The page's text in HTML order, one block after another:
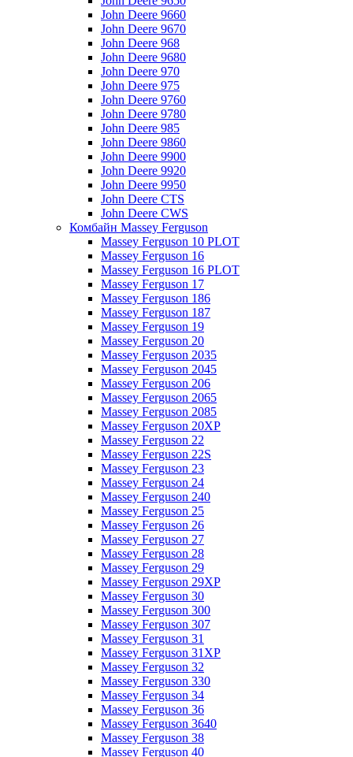
John Deere 9660
John Deere 9670
John Deere 968
John Deere 9680
John Deere 970
John Deere 975
John Deere 9760
John Deere 9780
John Deere 985
John Deere 9860
John Deere 9900
John Deere 9920
John Deere 9950
John Deere CTS
John Deere CWS
Комбайн Massey Ferguson
Massey Ferguson 10 PLOT
Massey Ferguson 16
Massey Ferguson 16 PLOT
Massey Ferguson 17
Massey Ferguson 186
Massey Ferguson 187
Massey Ferguson 19
Massey Ferguson 20
Massey Ferguson 2035
Massey Ferguson 2045
Massey Ferguson 206
Massey Ferguson 2065
Massey Ferguson 2085
Massey Ferguson 20XP
Massey Ferguson 22
Massey Ferguson 22S
Massey Ferguson 23
Massey Ferguson 24
Massey Ferguson 240
Massey Ferguson 25
Massey Ferguson 26
Massey Ferguson 27
Massey Ferguson 28
Massey Ferguson 29
Massey Ferguson 29XP
Massey Ferguson 30
Massey Ferguson 300
Massey Ferguson 307
Massey Ferguson 31
Massey Ferguson 31XP
Massey Ferguson 32
Massey Ferguson 330
Massey Ferguson 34
Massey Ferguson 36
Massey Ferguson 3640
Massey Ferguson 38
Massey Ferguson 40